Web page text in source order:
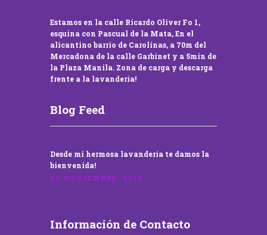
Estamos en la calle Ricardo Oliver Fo 1,
esquina con Pascual de la Mata, En el
alicantino barrio de Carolinas, a 70m del
Mercadona de la calle Garbinet y a 5min de
la Plaza Manila. Zona de carga y descarga
frente a la lavandería!
Blog Feed
Desde mi hermosa lavandería te damos la
bienvenida!
22 NOVIEMBRE, 2016
Información de Contacto